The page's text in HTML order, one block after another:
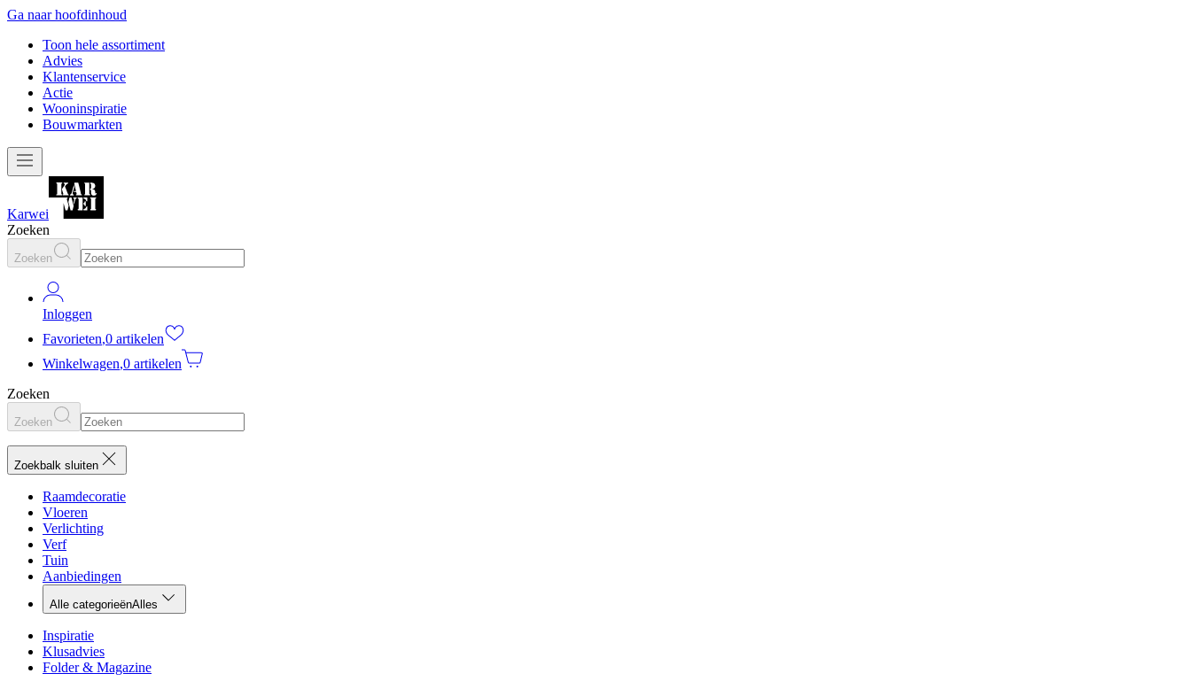
Ga naar hoofdinhoud
Toon hele assortiment
Advies
Klantenservice
Actie
Wooninspiratie
Bouwmarkten
Karwei
Zoeken
Zoeken
Inloggen
Favorieten,0 artikelen
Winkelwagen,0 artikelen
Zoeken
Zoeken
Zoekbalk sluiten
Raamdecoratie
Vloeren
Verlichting
Verf
Tuin
Aanbiedingen
Alle categorieënAlles
Inspiratie
Klusadvies
Folder & Magazine